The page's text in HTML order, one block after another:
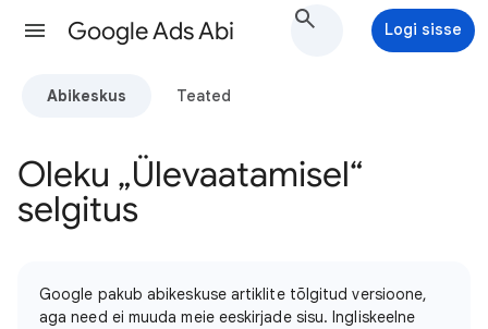
Google Ads Abi Logi sisse
Abikeskus Teated
Oleku „Ülevaatamisel“
selgitus
Google pakub abikeskuse artiklite tõlgitud versioone,
aga need ei muuda meie eeskirjade sisu. Ingliskeelne